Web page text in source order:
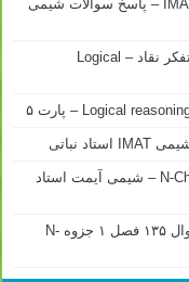
پاسخ سوالات آیمت ۲۰۲۵ ایتالیا – آزمون IMAT 2025 – پاسخ سوالات شیمی
نمونه سوالات آیمت ایتالیا – استدلال و منطق – تفکر نقاد – Logical
آیمت ایتالیا – پاسخ سوال ۲۴۳ فصل ۲ جزوه N-Chem – شیمی آیمت استاد
Subatomic particles – valence electrons – سوال ۱۳۵ فصل ۱ جزوه N-